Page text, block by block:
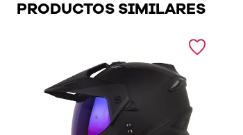
PRODUCTOS SIMILARES